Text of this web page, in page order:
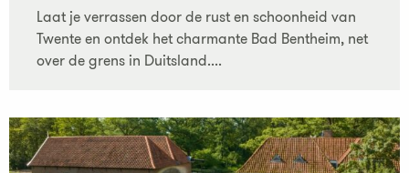
Laat je verrassen door de rust en schoonheid van
Twente en ontdek het charmante Bad Bentheim, net
over de grens in Duitsland....